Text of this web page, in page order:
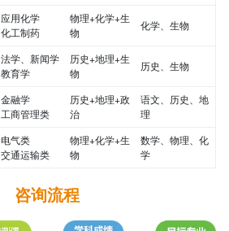
应用化学
化工制药
物理+化学+生
物
化学、生物
法学、新闻学
教育学
历史+地理+生
物
历史、生物
金融学
工商管理类
历史+地理+政
治
语文、历史、地
理
电气类
交通运输类
物理+化学+生
物
数学、物理、化
学
咨询流程